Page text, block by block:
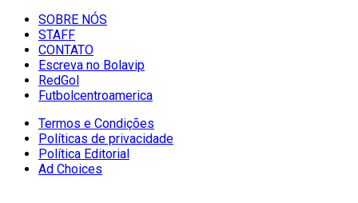
SOBRE NÓS
STAFF
CONTATO
Escreva no Bolavip
RedGol
Futbolcentroamerica
Termos e Condições
Políticas de privacidade
Política Editorial
Ad Choices